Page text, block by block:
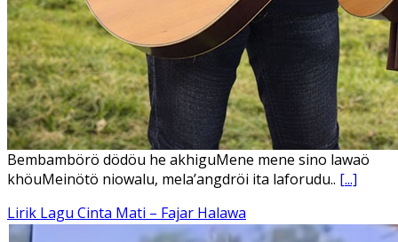
Bembambörö dödöu he akhiguMene mene sino lawaö
khöuMeinötö niowalu, mela’angdröi ita laforudu.. [...]
Lirik Lagu Cinta Mati – Fajar Halawa